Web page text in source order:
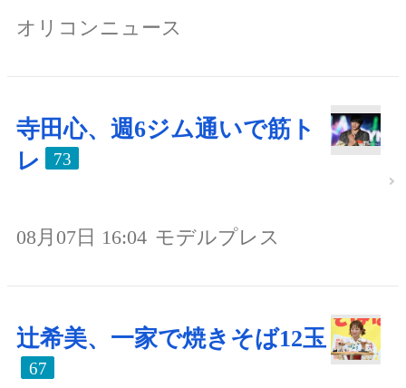
オリコンニュース
寺田心、週6ジム通いで筋ト
レ
73
08月07日 16:04 モデルプレス
辻希美、一家で焼きそば12玉
67